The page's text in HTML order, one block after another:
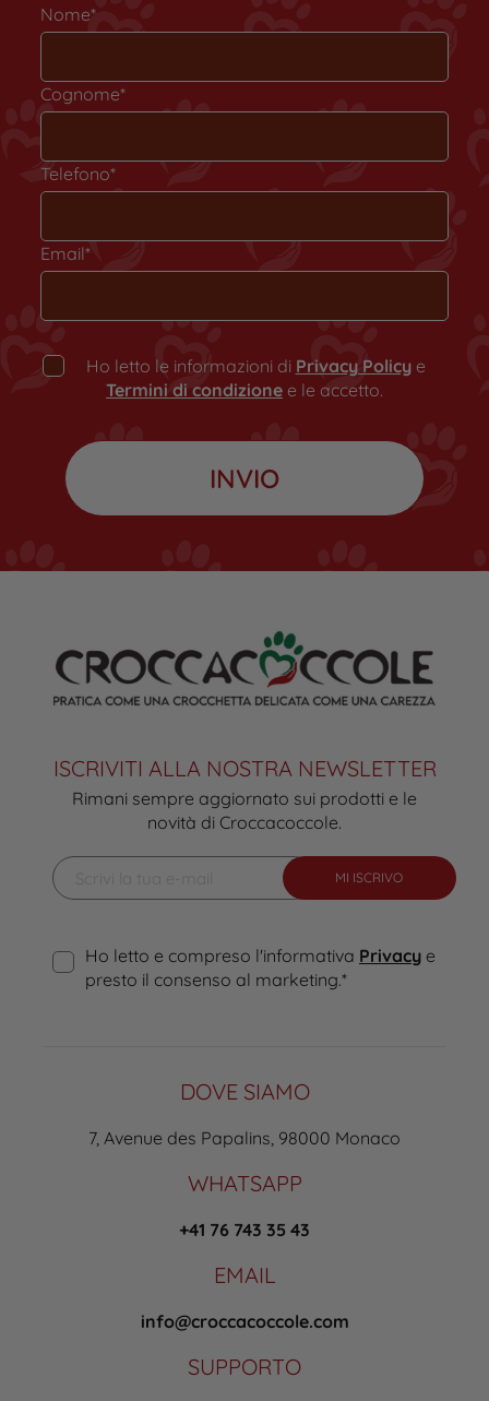
Nome*
Cognome*
Telefono*
Email*
Ho letto le informazioni di Privacy Policye
Termini di condizione e le accetto.
ISCRIVITI ALLA NOSTRA NEWSLETTER
Rimani sempre aggiornato sui prodotti e le
novità di Croccacoccole.
MI ISCRIVO
Ho letto e compreso l'informativa Privacye
presto il consenso al marketing.*
DOVE SIAMO
7, Avenue des Papalins, 98000 Monaco
WHATSAPP
+41 76 743 35 43
EMAIL
info@croccacoccole.com
SUPPORTO